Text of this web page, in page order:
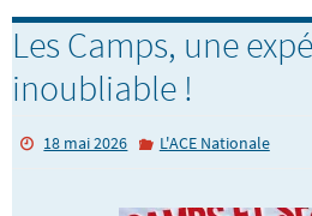
Les Camps, une
inoubliable !
18 mai 2026 L'ACE Nationale